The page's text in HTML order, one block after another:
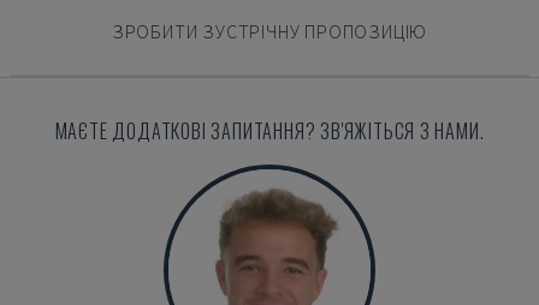
ЗРОБИТИ ЗУСТРІЧНУ ПРОПОЗИЦІЮ
МАЄТЕ ДОДАТКОВІ ЗАПИТАННЯ? ЗВ'ЯЖІТЬСЯ З НАМИ.